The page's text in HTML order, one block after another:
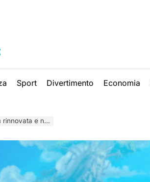
Sport Divertimento Economia
nuovi contenuti